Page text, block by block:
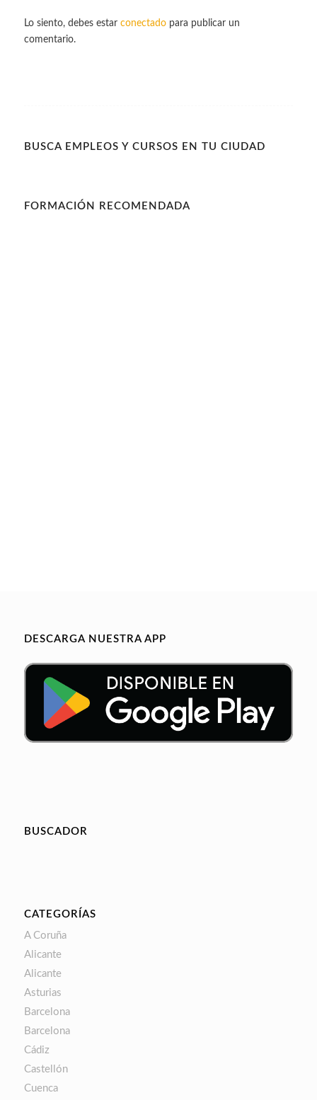
Lo siento, debes estar conectadopara publicar un
comentario.
BUSCA EMPLEOS Y CURSOS EN TU CIUDAD
FORMACIÓN RECOMENDADA
DESCARGA NUESTRA APP
BUSCADOR
CATEGORÍAS
A Coruña
Alicante
Alicante
Asturias
Barcelona
Barcelona
Cádiz
Castellón
Cuenca